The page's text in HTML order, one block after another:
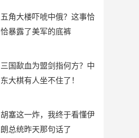
五角大楼吓唬中俄？这事恰
恰暴露了美军的底裤
三国歃血为盟剑指何方？中
东大棋有人坐不住了！
胡塞这一炸，我终于看懂伊
朗总统昨天那句话了